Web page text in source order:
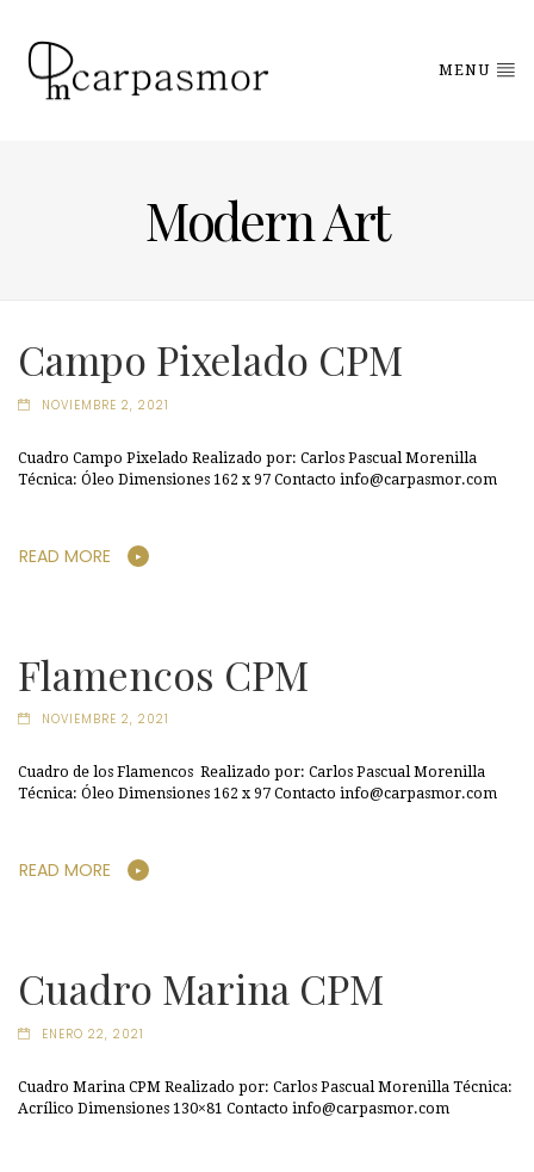
MENU
Modern Art
Campo Pixelado CPM
NOVIEMBRE 2, 2021
Cuadro Campo Pixelado Realizado por: Carlos Pascual Morenilla
Técnica: Óleo Dimensiones 162 x 97 Contacto info@carpasmor.com
READ MORE
Flamencos CPM
NOVIEMBRE 2, 2021
Cuadro de los Flamencos Realizado por: Carlos Pascual Morenilla
Técnica: Óleo Dimensiones 162 x 97 Contacto info@carpasmor.com
READ MORE
Cuadro Marina CPM
ENERO 22, 2021
Cuadro Marina CPM Realizado por: Carlos Pascual Morenilla Técnica:
Acrílico Dimensiones 130×81 Contacto info@carpasmor.com